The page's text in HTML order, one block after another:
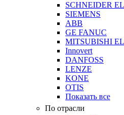
SCHNEIDER
SIEMENS
ABB
GE FANUC
MITSUBISHI
Innovert
DANFOSS
LENZE
KONE
OTIS
Показать все
По отрасли